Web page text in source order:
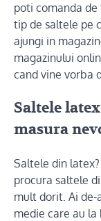
poti comanda
tip de saltele pe
ajungi in
magazinului
cand vine vorba
Saltele
masura
Saltele din
procura saltele
mult dorit. Ai de-
medie care au